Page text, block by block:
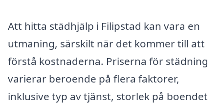
Att hitta städhjälp i Filipstad kan vara en
utmaning, särskilt när det kommer till att
förstå kostnaderna. Priserna för städning
varierar beroende på flera faktorer,
inklusive typ av tjänst, storlek på boendet